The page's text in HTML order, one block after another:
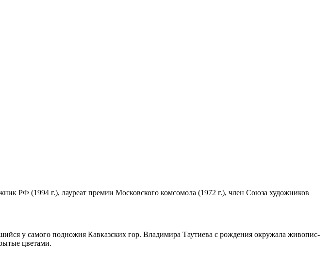
РФ (1994 г.), лау­ре­ат пре­мии Московского ком­со­мо­ла (1972 г.), член Союза худож­ни­ков
у само­го под­но­жия Кавказских гор. Владимира Таутиева с рож­де­ния окру­жа­ла живо­пис­
цветами.